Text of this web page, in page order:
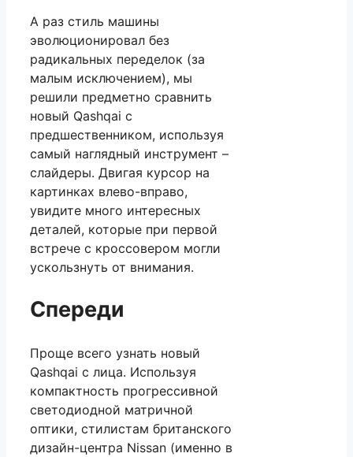
А раз стиль машины
эволюционировал без
радикальных переделок (за
малым исключением), мы
решили предметно сравнить
новый Qashqai с
предшественником, используя
самый наглядный инструмент –
слайдеры. Двигая курсор на
картинках влево-вправо,
увидите много интересных
деталей, которые при первой
встрече с кроссовером могли
ускользнуть от внимания.
Спереди
Проще всего узнать новый
Qashqai с лица. Используя
компактность прогрессивной
светодиодной матричной
оптики, стилистам британского
дизайн-центра Nissan (именно в